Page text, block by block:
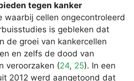
tegen kanker
waarbij cellen ongecontroleerd
is gebleken dat
de groei van kankercellen
en zelfs de dood van
veroorzaken (24, 25). In een
2012 werd aangetoond dat